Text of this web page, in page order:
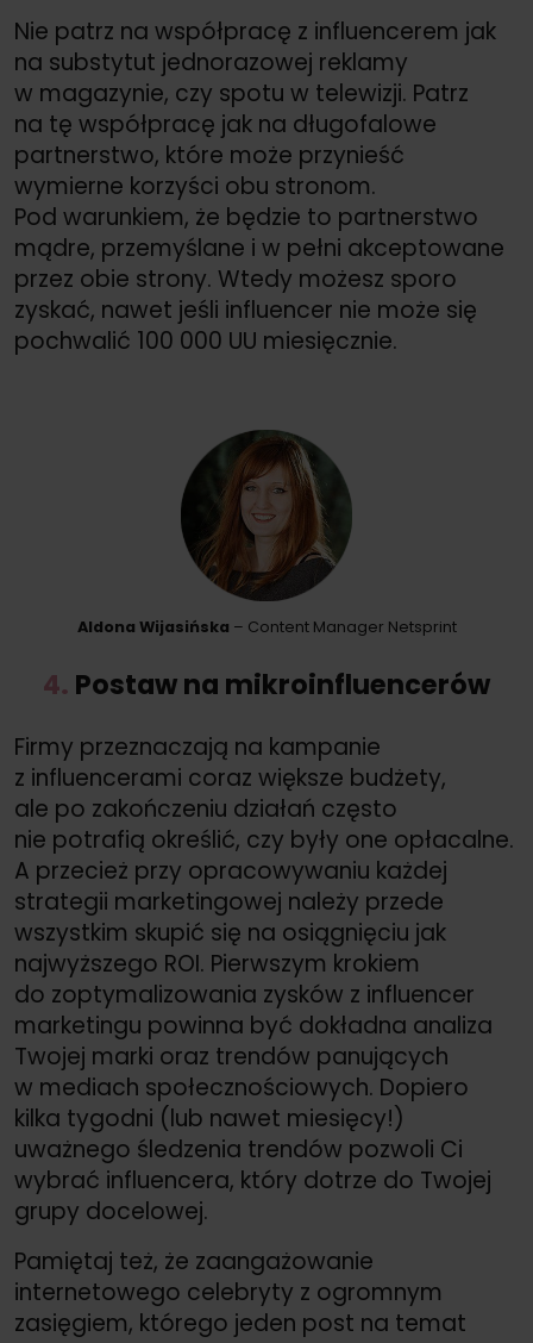
Nie patrz na współpracę z influencerem jak
na substytut jednorazowej reklamy
w magazynie, czy spotu w telewizji. Patrz
na tę współpracę jak na długofalowe
partnerstwo, które może przynieść
wymierne korzyści obu stronom.
Pod warunkiem, że będzie to partnerstwo
mądre, przemyślane i w pełni akceptowane
przez obie strony. Wtedy możesz sporo
zyskać, nawet jeśli influencer nie może się
pochwalić 100 000 UU miesięcznie.
Aldona Wijasińska – Content Manager Netsprint
4. Postaw na mikroinfluencerów
Firmy przeznaczają na kampanie
z influencerami coraz większe budżety,
ale po zakończeniu działań często
nie potrafią określić, czy były one opłacalne.
A przecież przy opracowywaniu każdej
strategii marketingowej należy przede
wszystkim skupić się na osiągnięciu jak
najwyższego ROI. Pierwszym krokiem
do zoptymalizowania zysków z influencer
marketingu powinna być dokładna analiza
Twojej marki oraz trendów panujących
w mediach społecznościowych. Dopiero
kilka tygodni (lub nawet miesięcy!)
uważnego śledzenia trendów pozwoli Ci
wybrać influencera, który dotrze do Twojej
grupy docelowej.
Pamiętaj też, że zaangażowanie
internetowego celebryty z ogromnym
zasięgiem, którego jeden post na temat